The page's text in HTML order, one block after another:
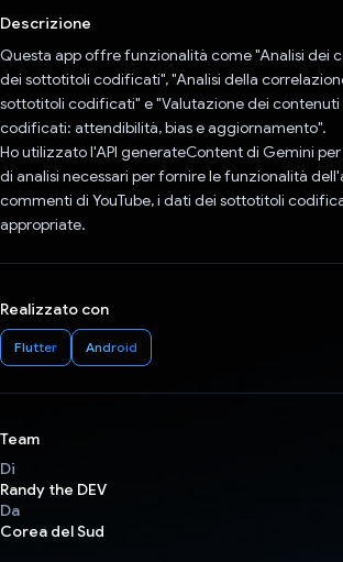
Descrizione
Questa app offre funzionalità come "Analisi dei
dei sottotitoli codificati", "Analisi della
sottotitoli codificati" e "Valutazione dei
codificati: attendibilità, bias e aggiornamento".
Ho utilizzato l'API generateContent di Gemini
di analisi necessari per fornire le funzionalità
commenti di YouTube, i dati dei sottotitoli
appropriate.
Realizzato con
Flutter Android
Team
Di
Randy the DEV
Da
Corea del Sud